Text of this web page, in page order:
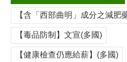
【含「西部曲明」成分之減肥
【毒品防制】文宣(多國)
【健康檢查仍應給薪】(多國)